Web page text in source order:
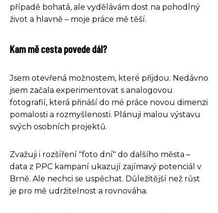
případě bohatá, ale vydělávám dost na pohodlný
život a hlavně – moje práce mě těší.
Kam mě cesta povede dál?
Jsem otevřená možnostem, které přijdou. Nedávno
jsem začala experimentovat s analogovou
fotografií, která přináší do mé práce novou dimenzi
pomalosti a rozmyšlenosti. Plánuji malou výstavu
svých osobních projektů.
Zvažuji i rozšíření "foto dní" do dalšího města –
data z PPC kampaní ukazují zajímavý potenciál v
Brně. Ale nechci se uspěchat. Důležitější než růst
je pro mě udržitelnost a rovnováha.